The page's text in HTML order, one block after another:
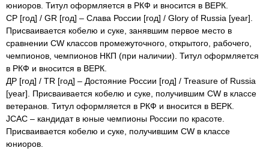
юниоров. Титул оформляется в РКФ и вносится в ВЕРК.
СР [год] / GR [год] – Слава России [год] / Glory of Russia [year].
Присваивается кобелю и суке, занявшим первое место в
сравнении CW классов промежуточного, открытого, рабочего,
чемпионов, чемпионов НКП (при наличии). Титул оформляется
в РКФ и вносится в ВЕРК.
ДР [год] / TR [год] – Достояние России [год] / Treasure of Russia
[year]. Присваивается кобелю и суке, получившим CW в классе
ветеранов. Титул оформляется в РКФ и вносится в ВЕРК.
JCAC – кандидат в юные чемпионы России по красоте.
Присваивается кобелю и суке, получившим CW в классе
юниоров.